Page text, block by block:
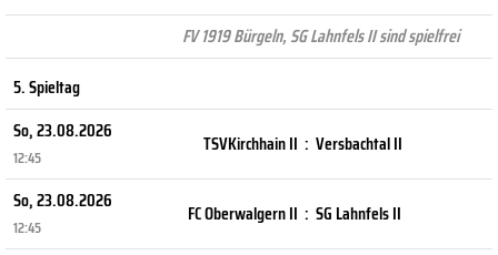
FV 1919 Bürgeln, SG Lahnfels II sind spielfrei
5. Spieltag
So, 23.08.2026
12:45
TSVKirchhain II : Versbachtal II
So, 23.08.2026
12:45
FC Oberwalgern II : SG Lahnfels II